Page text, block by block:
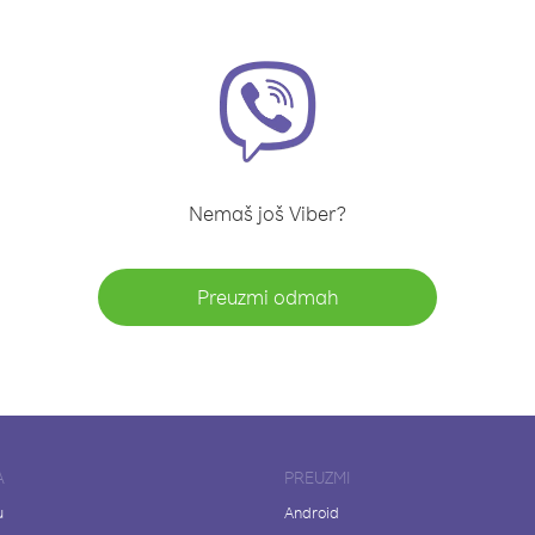
Nemaš još Viber?
Preuzmi odmah
PREUZMI
Android